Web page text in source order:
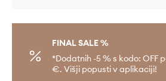
FINAL SALE %
*Dodatnih -5 % s kodo: OFF
€. Višji popusti v aplikaciji!